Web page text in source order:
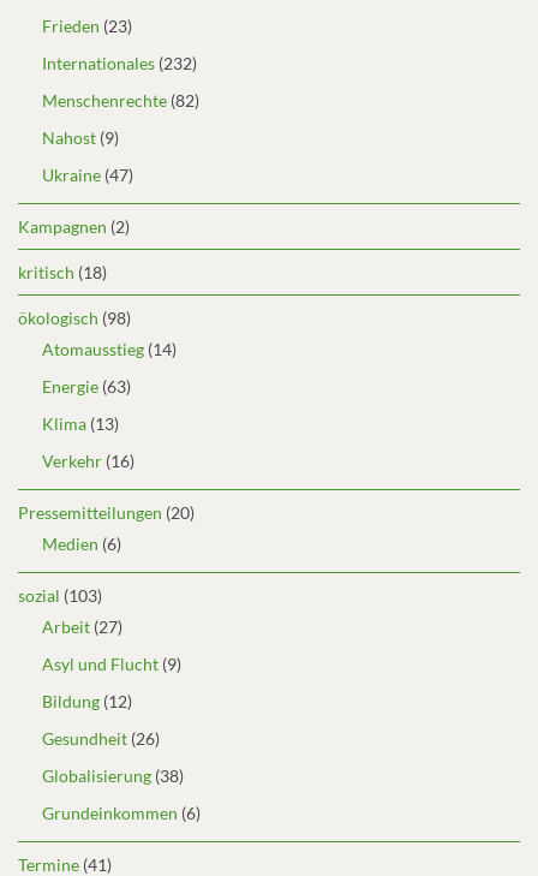
Frieden (23)
Internationales (232)
Menschenrechte (82)
Nahost (9)
Ukraine (47)
Kampagnen (2)
kritisch (18)
ökologisch (98)
Atomausstieg (14)
Energie (63)
Klima (13)
Verkehr (16)
Pressemitteilungen (20)
Medien (6)
sozial (103)
Arbeit (27)
Asyl und Flucht (9)
Bildung (12)
Gesundheit (26)
Globalisierung (38)
Grundeinkommen (6)
Termine (41)